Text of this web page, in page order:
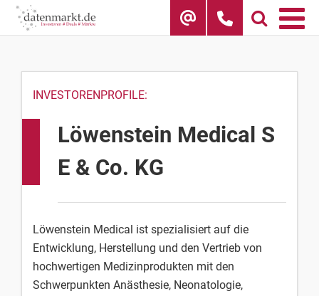
Skip
INVESTORENPROFILE:
Löwenstein Medical S
E & Co. KG
Löwenstein Medical ist spezialisiert auf die
Entwicklung, Herstellung und den Vertrieb von
hochwertigen Medizinprodukten mit den
Schwerpunkten Anästhesie, Neonatologie,